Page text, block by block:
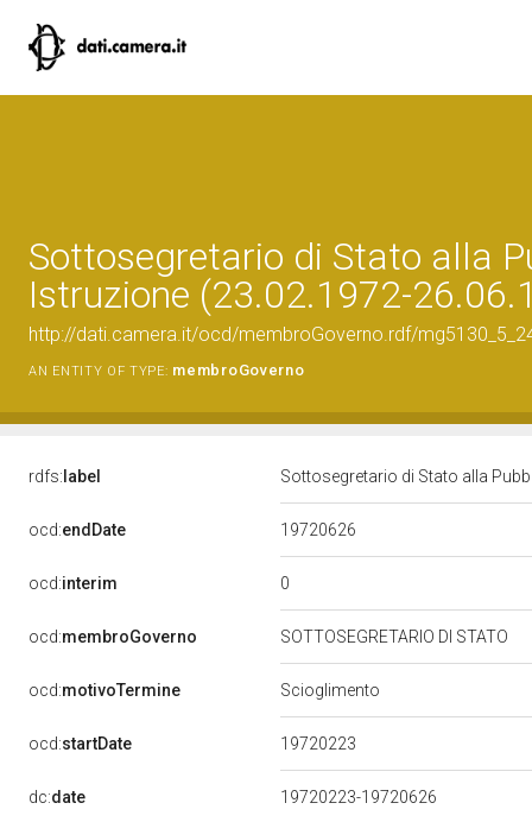
Sottosegretario di Stato alla
Istruzione (23.02.1972-
http://dati.camera.it/ocd/membroGoverno.rdf/
AN ENTITY OF TYPE: membroGoverno
rdfs: label Sottosegretario di Stato alla
ocd:endDate 19720626
ocd:interim 0
ocd:membroGoverno SOTTOSEGRETARIO DI STATO
ocd:motivoTermine Scioglimento
ocd:startDate 19720223
dc:date 19720223-19720626